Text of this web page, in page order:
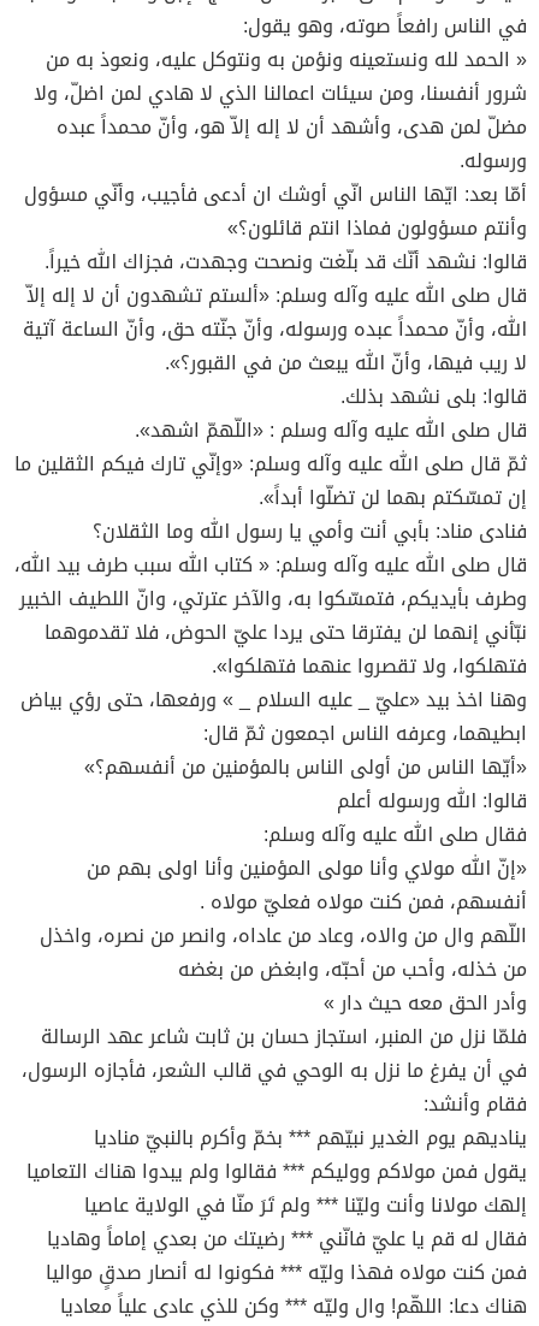
في الناس رافعاً صوته، وهو يقول:
« الحمد لله ونستعينه ونؤمن به ونتوكل عليه، ونعوذ به من
شرور أنفسنا، ومن سيئات اعمالنا الذي لا هادي لمن اضلّ، ولا
مضلّ لمن هدى، وأشهد أن لا إله إلاّ هو، وأنّ محمداً عبده
ورسوله.
أمّا بعد: ايّها الناس انّي أوشك ان أدعى فأجيب، وأنّي مسؤول
وأنتم مسؤولون فماذا انتم قائلون؟»
قالوا: نشهد أنّك قد بلّغت ونصحت وجهدت، فجزاك الله خيراً.
قال صلى الله عليه وآله وسلم: «ألستم تشهدون أن لا إله إلاّ
الله، وأنّ محمداً عبده ورسوله، وأنّ جنّته حق، وأنّ الساعة آتية
لا ريب فيها، وأنّ الله يبعث من في القبور؟».
قالوا: بلى نشهد بذلك.
قال صلى الله عليه وآله وسلم : «اللّهمّ اشهد».
ثمّ قال صلى الله عليه وآله وسلم: «وإنّي تارك فيكم الثقلين ما
إن تمسّكتم بهما لن تضلّوا أبداً».
فنادى مناد: بأبي أنت وأمي يا رسول الله وما الثقلان؟
قال صلى الله عليه وآله وسلم: « كتاب الله سبب طرف بيد الله،
وطرف بأيديكم، فتمسّكوا به، والآخر عترتي، وانّ اللطيف الخبير
نبّأني إنهما لن يفترقا حتى يردا عليّ الحوض، فلا تقدموهما
فتهلكوا، ولا تقصروا عنهما فتهلكوا».
وهنا اخذ بيد «عليّ _ عليه السلام _ » ورفعها، حتى رؤي بياض
ابطيهما، وعرفه الناس اجمعون ثمّ قال:
«أيّها الناس من أولى الناس بالمؤمنين من أنفسهم؟»
قالوا: الله ورسوله أعلم
فقال صلى الله عليه وآله وسلم:
«إنّ الله مولاي وأنا مولى المؤمنين وأنا اولى بهم من
أنفسهم، فمن كنت مولاه فعليّ مولاه .
اللّهم وال من والاه، وعاد من عاداه، وانصر من نصره، واخذل
من خذله، وأحب من أحبّه، وابغض من بغضه
وأدر الحق معه حيث دار »
فلمّا نزل من المنبر، استجاز حسان بن ثابت شاعر عهد الرسالة
في أن يفرغ ما نزل به الوحي في قالب الشعر، فأجازه الرسول،
فقام وأنشد:
يناديهم يوم الغدير نبيّهم *** بخمّ وأكرم بالنبيّ مناديا
يقول فمن مولاكم ووليكم *** فقالوا ولم يبدوا هناك التعاميا
إلهك مولانا وأنت وليّنا *** ولم تَرَ منّا في الولاية عاصيا
فقال له قم يا عليّ فانّني *** رضيتك من بعدي إماماً وهاديا
فمن كنت مولاه فهذا وليّه *** فكونوا له أنصار صدقٍ مواليا
هناك دعا: اللهّم! وال وليّه *** وكن للذي عادى علياً معاديا